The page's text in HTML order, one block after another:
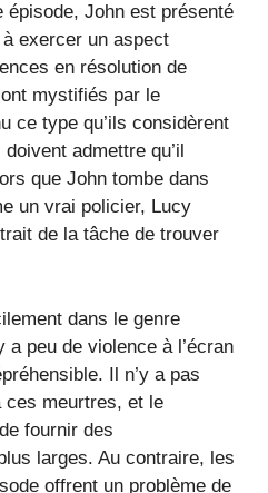
épisode, John est présenté
exercer un aspect
en résolution de
mystifiés par le
ce type qu’ils considèrent
admettre qu’il
que John tombe dans
un vrai policier, Lucy
de la tâche de trouver
dans le genre
peu de violence à l’écran
Il n’y a pas
ces meurtres, et le
fournir des
larges. Au contraire, les
offrent un problème de